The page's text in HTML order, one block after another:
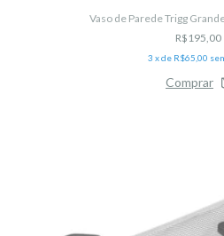
Vaso de Parede Trigg
R$195,00
3 x de R$65,00